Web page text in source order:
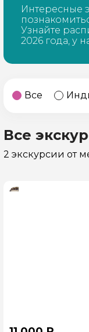
Интересные
Узнайте
2026 года, у
Все
Все
2 экскурсии от